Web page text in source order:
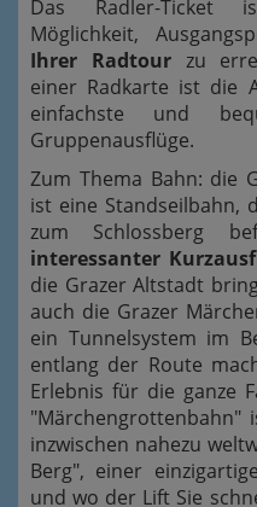
Das Radler-Ticket
Möglichkeit,
Ihrer Radtourzu
einer Radkarte ist die
einfachste und
Gruppenausflüge.
Zum Thema Bahn: die
ist eine Standseilbahn,
zum Schlossberg
interessanter
die Grazer Altstadt
auch die Grazer
ein Tunnelsystem im
entlang der Route
Erlebnis für die ganze
"Märchengrottenbahn"
inzwischen nahezu
Berg", einer
und wo der Lift Sie